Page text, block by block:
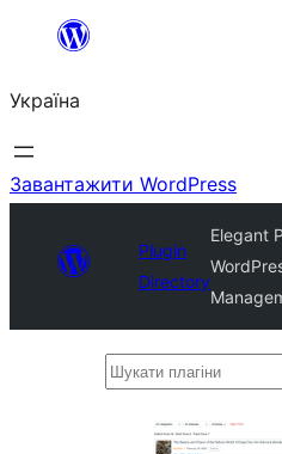
Перейти
вмісту
Україна
Завантажити WordPress
Plugin
Directory
Elegant
Шукати